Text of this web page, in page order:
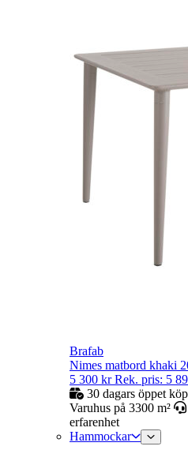
Brafab
Nimes matbord khaki
5 300 kr Rek. pris: 5
30 dagars öppet köp
Varuhus på 3300 m²
erfarenhet
Hammockar